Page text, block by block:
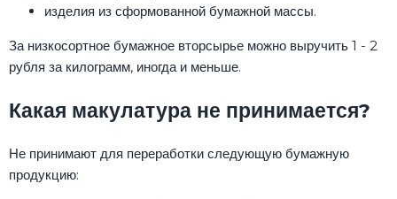
изделия из сформованной бумажной массы.
За низкосортное бумажное вторсырье можно выручить 1 - 2
рубля за килограмм, иногда и меньше.
Какая макулатура не принимается?
Не принимают для переработки следующую бумажную
продукцию: